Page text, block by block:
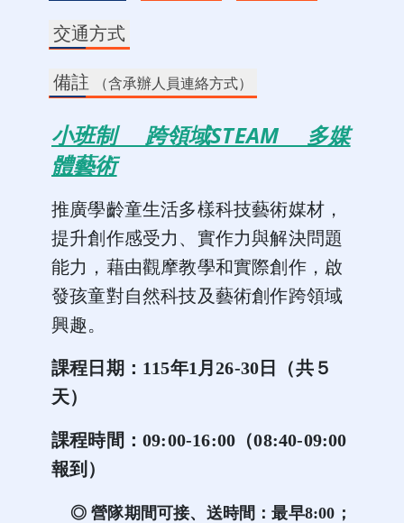
交通方式
備註
（含承辦人員連絡方式）
小班制 跨領域STEAM 多媒
體藝術
推廣學齡童生活多樣科技藝術媒材，
提升創作感受力、實作力與解決問題
能力，藉由觀摩教學和實際創作，啟
發孩童對自然科技及藝術創作跨領域
興趣。
課程日期：115年1月26-30日（共５
天）
課程時間：09:00-16:00（08:40-09:00
報到）
◎ 營隊期間可接、送時間：最早8:00；